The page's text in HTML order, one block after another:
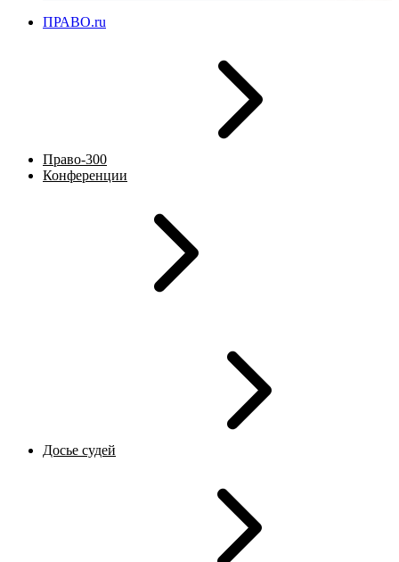
ПРАВО.ru
Право-300
Конференции
Досье судей